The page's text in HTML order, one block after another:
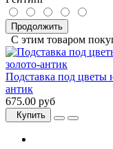
Продолжить
С этим товаром
Подставка под цветы
антик
675.00 руб
Купить